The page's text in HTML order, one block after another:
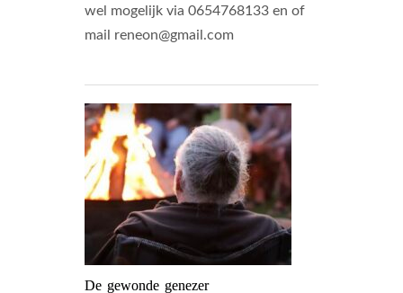
wel mogelijk via 0654768133 en of
mail reneon@gmail.com
De gewonde genezer